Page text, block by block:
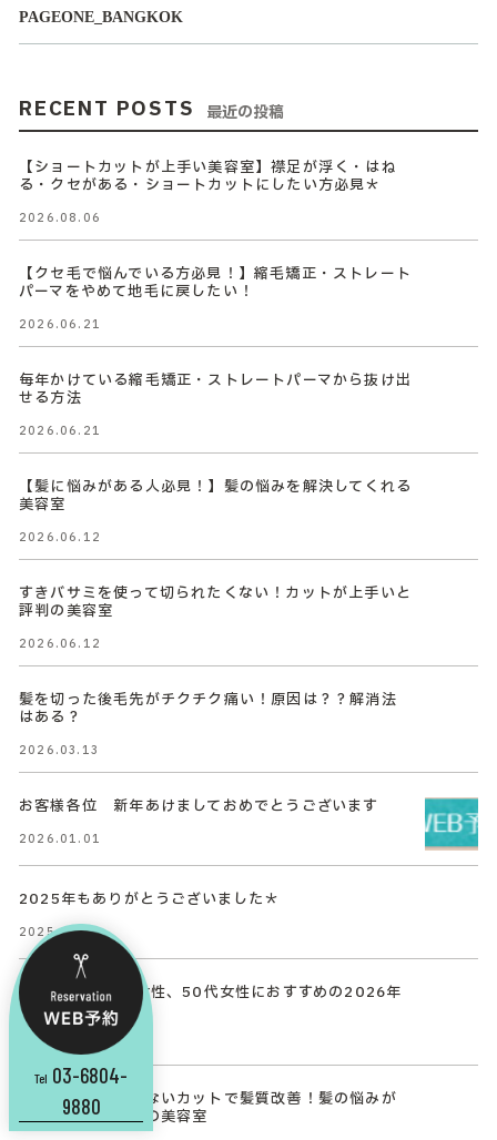
PAGEONE_BANGKOK
RECENT POSTS 最近の投稿
【ショートカットが上手い美容室】襟足が浮く・はね
る・クセがある・ショートカットにしたい方必見＊
2026.08.06
【クセ毛で悩んでいる方必見！】縮毛矯正・ストレート
パーマをやめて地毛に戻したい！
2026.06.21
毎年かけている縮毛矯正・ストレートパーマから抜け出
せる方法
2026.06.21
【髪に悩みがある人必見！】髪の悩みを解決してくれる
美容室
2026.06.12
すきバサミを使って切られたくない！カットが上手いと
評判の美容室
2026.06.12
髪を切った後毛先がチクチク痛い！原因は？？解消法
はある？
2026.03.13
お客様各位 新年あけましておめでとうございます
2026.01.01
2025年もありがとうございました＊
2025.12.29
【必見！】40代女性、50代女性におすすめの2026年
ヘアスタイル
2025.12.24
すきバサミを使わないカットで髪質改善！髪の悩みが
解決出来ると評判の美容室
Tel 03-6804-
9880